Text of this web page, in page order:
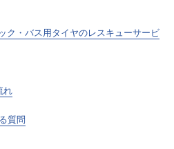
ク・バス用タイヤのレスキューサービ
れ
質問